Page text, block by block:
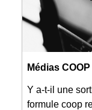
Médias COOP
Y a-t-il une
formule coop